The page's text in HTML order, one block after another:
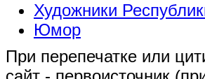
Художники
Юмор
При перепечатке или